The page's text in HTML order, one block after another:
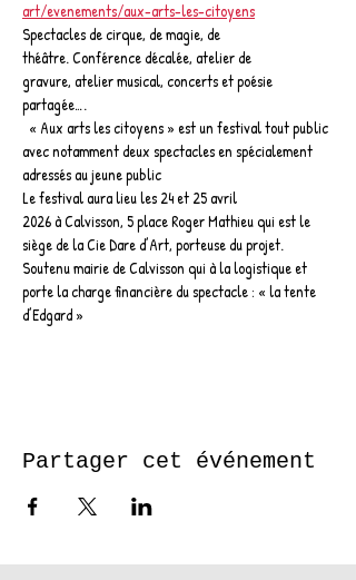
art/evenements/aux-arts-les-citoyens
Spectacles de cirque, de magie, de
théâtre. Conférence décalée, atelier de
gravure, atelier musical, concerts et poésie
partagée….
« Aux arts les citoyens » est un festival tout public
avec notamment deux spectacles en spécialement
adressés au jeune public
Le festival aura lieu les 24 et 25 avril
2026 à Calvisson, 5 place Roger Mathieu qui est le
siège de la Cie Dare d’Art, porteuse du projet.
Soutenu mairie de Calvisson qui à la logistique et
porte la charge financière du spectacle : « la tente
d’Edgard »
Partager cet événement